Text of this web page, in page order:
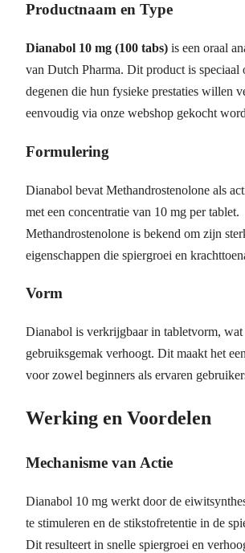
Productnaam en Type
Dianabol 10 mg (100 tabs) is een oraal
van Dutch Pharma. Dit product is
degenen die hun fysieke prestaties willen
eenvoudig via onze webshop gekocht
Formulering
Dianabol bevat Methandrostenolone als
met een concentratie van 10 mg per tablet.
Methandrostenolone is bekend om zijn
eigenschappen die spiergroei en
Vorm
Dianabol is verkrijgbaar in tabletvorm, wat
gebruiksgemak verhoogt. Dit maakt het
voor zowel beginners als ervaren
Werking en Voordelen
Mechanisme van Actie
Dianabol 10 mg werkt door de
te stimuleren en de stikstofretentie in de
Dit resulteert in snelle spiergroei en